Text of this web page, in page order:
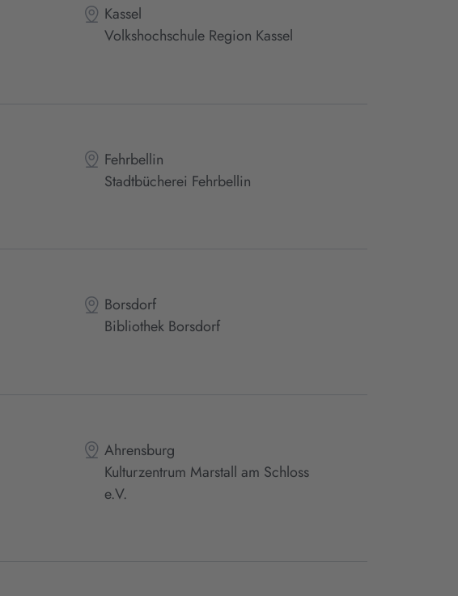
Kassel
Volkshochschule Region Kassel
Fehrbellin
Stadtbücherei Fehrbellin
Borsdorf
Bibliothek Borsdorf
Ahrensburg
Kulturzentrum Marstall am Schloss
e.V.